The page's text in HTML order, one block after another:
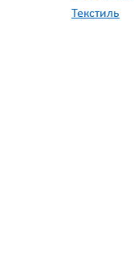
Текстиль